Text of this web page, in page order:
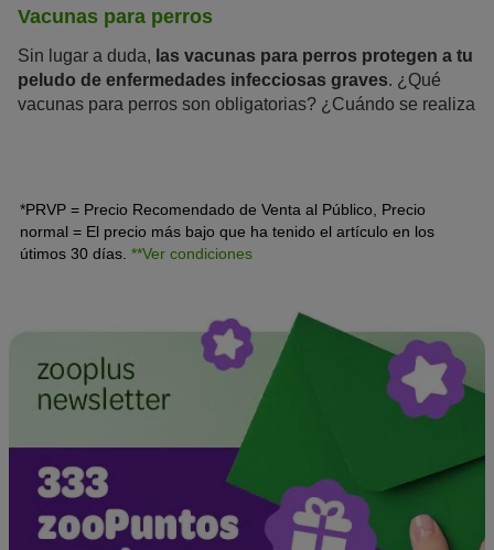
Vacunas para perros
Sin lugar a duda, las vacunas para perros protegen a tu
peludo de enfermedades infecciosas graves. ¿Qué
vacunas para perros son obligatorias? ¿Cuándo se realiza
*PRVP = Precio Recomendado de Venta al Público, Precio
normal = El precio más bajo que ha tenido el artículo en los
útimos 30 días. **Ver condiciones